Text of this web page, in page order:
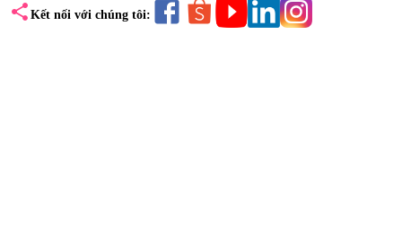
share Kết nối với chúng tôi: